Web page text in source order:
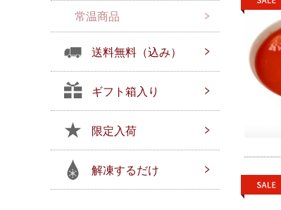
常温商品
送料無料（込み）
ギフト箱入り
限定入荷
解凍するだけ